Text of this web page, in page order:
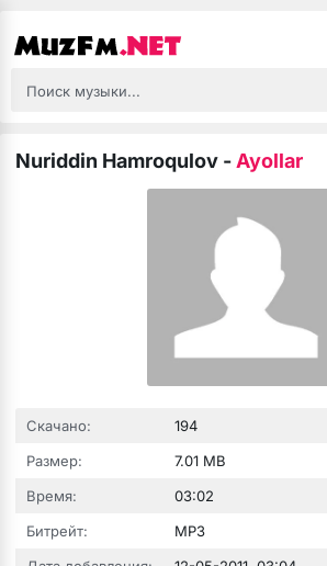
Nuriddin Hamroqulov - Ayollar
Скачано:
194
Размер:
7.01 MB
Время:
03:02
Битрейт:
MP3